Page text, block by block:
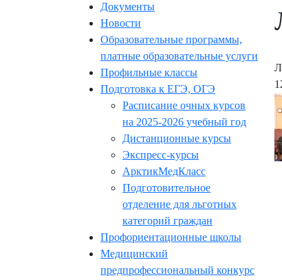
Документы
Новости
Образовательные программы,
платные образовательные услуги
Профильные классы
Подготовка к ЕГЭ, ОГЭ
Расписание очных курсов
на 2025-2026 учебный год
Дистанционные курсы
Экспресс-курсы
АрктикМедКласс
Подготовительное
отделение для льготных
категорий граждан
Профориентационные школы
Медицинский
предпрофессиональный конкурс